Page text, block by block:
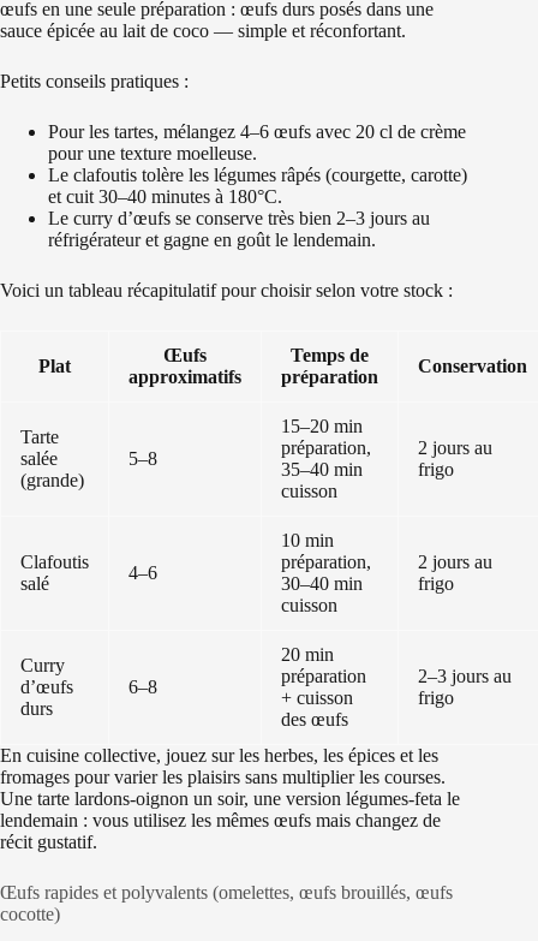
œufs en une seule préparation : œufs durs posés dans une
sauce épicée au lait de coco — simple et réconfortant.
Petits conseils pratiques :
Pour les tartes, mélangez 4–6 œufs avec 20 cl de crème
pour une texture moelleuse.
Le clafoutis tolère les légumes râpés (courgette, carotte)
et cuit 30–40 minutes à 180°C.
Le curry d’œufs se conserve très bien 2–3 jours au
réfrigérateur et gagne en goût le lendemain.
Voici un tableau récapitulatif pour choisir selon votre stock :
Plat
Œufs
approximatifs
Temps de
préparation
Conservation
Tarte
salée
(grande)
5–8
15–20 min
préparation,
35–40 min
cuisson
2 jours au
frigo
Clafoutis
salé
4–6
10 min
préparation,
30–40 min
cuisson
2 jours au
frigo
Curry
d’œufs
durs
6–8
20 min
préparation
+ cuisson
des œufs
2–3 jours au
frigo
En cuisine collective, jouez sur les herbes, les épices et les
fromages pour varier les plaisirs sans multiplier les courses.
Une tarte lardons‑oignon un soir, une version légumes‑feta le
lendemain : vous utilisez les mêmes œufs mais changez de
récit gustatif.
Œufs rapides et polyvalents (omelettes, œufs brouillés, œufs
cocotte)